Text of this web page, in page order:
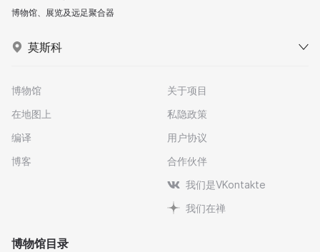
博物馆、展览及远足聚合器
莫斯科
博物馆
在地图上
编译
博客
关于项目
私隐政策
用户协议
合作伙伴
我们是VKontakte
我们在禅
博物馆目录